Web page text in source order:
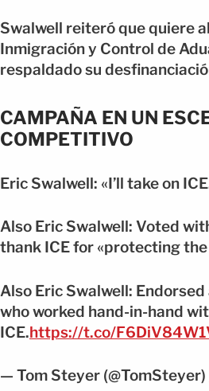
Swalwell reiteró que quiere
Inmigración y Control de
respaldado su
CAMPAÑA EN UN
COMPETITIVO
Eric Swalwell: «I’ll take on
Also Eric Swalwell: Voted
thank ICE for «protecting the
Also Eric Swalwell:
who worked hand-in-hand
ICE.https://t.co/
— Tom Steyer (@TomSteyer)